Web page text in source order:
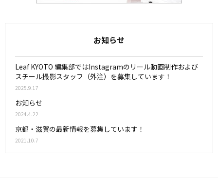
お知らせ
Leaf KYOTO 編集部ではInstagramのリール動画制作および
スチール撮影スタッフ（外注）を募集しています！
2025.9.17
お知らせ
2024.4.22
京都・滋賀の最新情報を募集しています！
2021.10.7